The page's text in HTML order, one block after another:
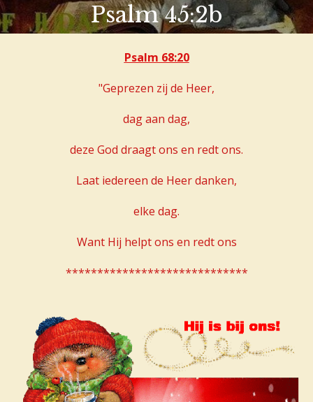
Psalm 45:2b
Psalm 68:20
"Geprezen zij de Heer,
dag aan dag,
deze God draagt ons en redt ons.
Laat iedereen de Heer danken,
elke dag.
Want Hij helpt ons en redt ons
*****************************